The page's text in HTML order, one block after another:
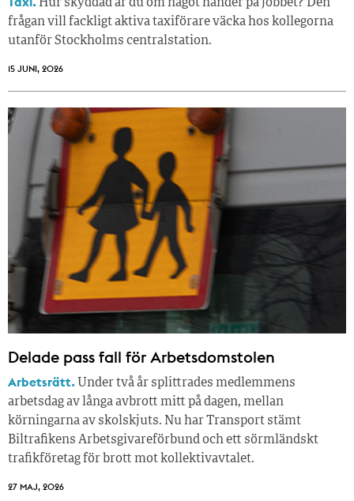
Hur skyddad är du om något händer på jobbet? Den
frågan vill fackligt aktiva taxiförare väcka hos kollegorna
utanför Stockholms centralstation.
15 JUNI, 2026
Delade pass fall för Arbetsdomstolen
Arbetsrätt. Under två år splittrades medlemmens
arbetsdag av långa avbrott mitt på dagen, mellan
körningarna av skolskjuts. Nu har Transport stämt
Biltrafikens Arbetsgivareförbund och ett sörmländskt
trafikföretag för brott mot kollektivavtalet.
27 MAJ, 2026